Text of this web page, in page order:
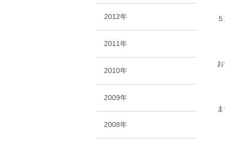
2012年
2011年
2010年
2009年
2008年